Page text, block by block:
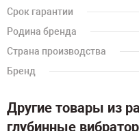
Срок гарантии
Родина бренда
Страна производства
Бренд
Другие товары из
глубинные